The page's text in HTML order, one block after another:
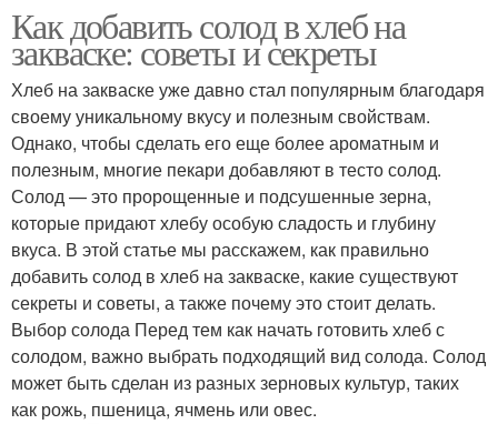
Как добавить солод в хлеб на
закваске: советы и секреты
Хлеб на закваске уже давно стал популярным благодаря
своему уникальному вкусу и полезным свойствам.
Однако, чтобы сделать его еще более ароматным и
полезным, многие пекари добавляют в тесто солод.
Солод — это пророщенные и подсушенные зерна,
которые придают хлебу особую сладость и глубину
вкуса. В этой статье мы расскажем, как правильно
добавить солод в хлеб на закваске, какие существуют
секреты и советы, а также почему это стоит делать.
Выбор солода Перед тем как начать готовить хлеб с
солодом, важно выбрать подходящий вид солода. Солод
может быть сделан из разных зерновых культур, таких
как рожь, пшеница, ячмень или овес.